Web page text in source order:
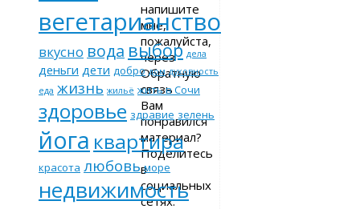
напишите
мне,
пожалуйста,
через
Обратную
связь
Вам
понравился
материал?
Поделитесь
в
социальных
сетях.
вегетарианство
вкусно вода выбор дела
деньги дети добро дом духовность
еда жизнь жильё жить в Сочи
здоровье здравие зелень
йога квартира
красота любовь море
недвижимость